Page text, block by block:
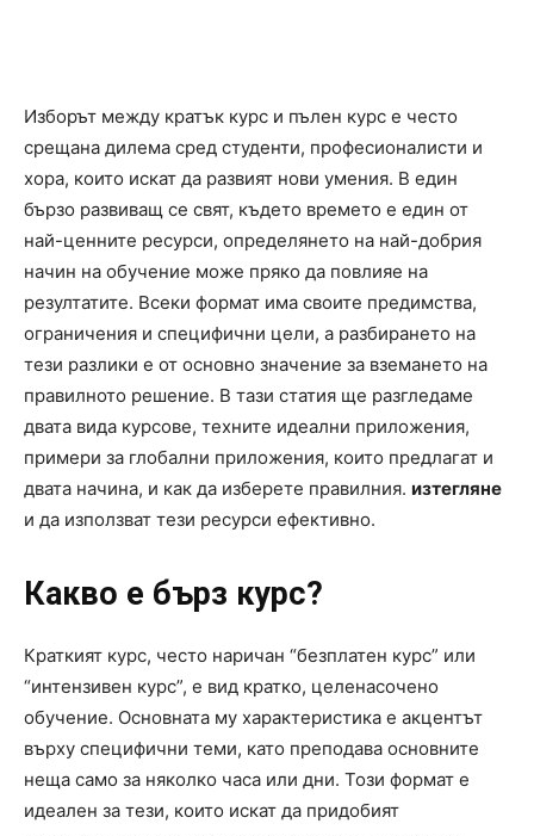
Изборът между кратък курс и пълен курс е често
срещана дилема сред студенти, професионалисти и
хора, които искат да развият нови умения. В един
бързо развиващ се свят, където времето е един от
най-ценните ресурси, определянето на най-добрия
начин на обучение може пряко да повлияе на
резултатите. Всеки формат има своите предимства,
ограничения и специфични цели, а разбирането на
тези разлики е от основно значение за вземането на
правилното решение. В тази статия ще разгледаме
двата вида курсове, техните идеални приложения,
примери за глобални приложения, които предлагат и
двата начина, и как да изберете правилния. изтегляне
и да използват тези ресурси ефективно.
Какво е бърз курс?
Краткият курс, често наричан “безплатен курс” или
“интензивен курс”, е вид кратко, целенасочено
обучение. Основната му характеристика е акцентът
върху специфични теми, като преподава основните
неща само за няколко часа или дни. Този формат е
идеален за тези, които искат да придобият